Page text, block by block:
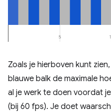
Zoals je hierboven kunt
blauwe balk de maximale
al je werk te doen voordat
(bij 60 fps). Je doet